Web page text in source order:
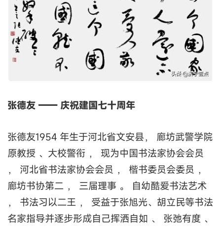
张德友 —— 庆祝建国七十周年
张德友1954 年生于河北省文安县， 廊坊武警学院
原教授 、大校警衔 ， 现为中国书法家协会会员
， 河北省书法家协会会员 ， 楷书委员会委员 ，
廊坊书协第二 ， 三届理事 。 自幼酷爱书法艺术
， 书法习以二王 ， 受益于张旭光、胡立民等书法
名家指导并逐步形成自己挥洒自如 、 张弛有度 、